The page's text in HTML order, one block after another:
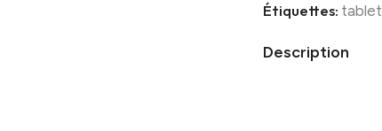
Étiquettes: tablet
Description